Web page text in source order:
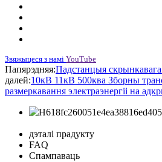
Звяжыцеся з намі YouTube
Папярэдняя:Падстанцыя
далей:10кВ 11кВ 500ква Зборны
размеркавання электраэнергіі на
дэталі прадукту
FAQ
Спампаваць